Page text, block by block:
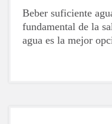
Beber suficiente
fundamental de la
agua es la mejor
incluidas las niñas